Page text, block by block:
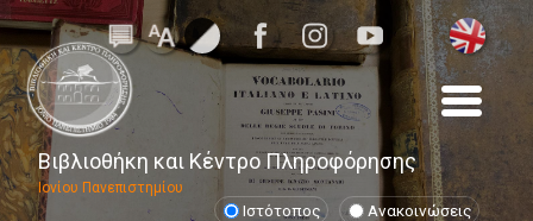
Βιβλιοθήκη και Κέντρο Πληροφόρησης
Ιονίου Πανεπιστημίου
Ιστότοπος Ανακοινώσεις